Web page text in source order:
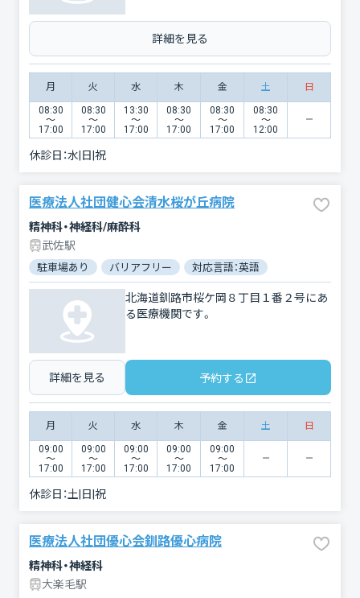
詳細を見る
月 火 水 木 金 土 日
08:30
〜
17:00
08:30
〜
17:00
13:30
〜
17:00
08:30
〜
17:00
08:30
〜
17:00
08:30
〜
12:00
休診日：水|日|祝
医療法人社団健心会清水桜が丘病院
精神科・神経科/麻酔科
武佐駅
駐車場あり バリアフリー 対応言語：英語
北海道釧路市桜ケ岡８丁目１番２号にあ
る医療機関です。
詳細を見る 予約する
月 火 水 木 金 土 日
09:00
〜
17:00
09:00
〜
17:00
09:00
〜
17:00
09:00
〜
17:00
09:00
〜
17:00
休診日：土|日|祝
医療法人社団優心会釧路優心病院
精神科・神経科
大楽毛駅